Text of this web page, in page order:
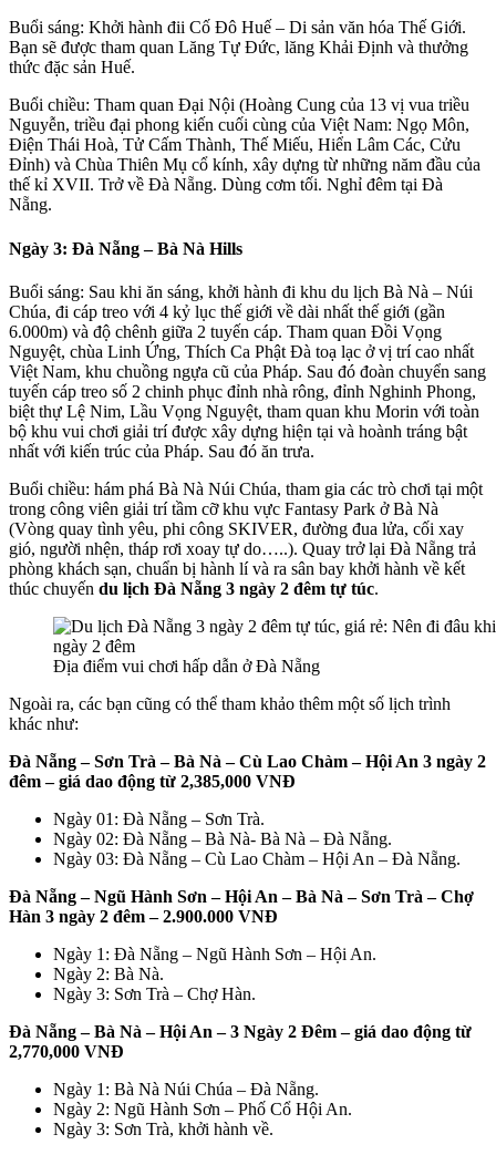
Buổi sáng: Khởi hành đii Cố Đô Huế – Di sản văn hóa Thế Giới.
Bạn sẽ được tham quan Lăng Tự Đức, lăng Khải Định và thưởng
thức đặc sản Huế.
Buổi chiều: Tham quan Đại Nội (Hoàng Cung của 13 vị vua triều
Nguyễn, triều đại phong kiến cuối cùng của Việt Nam: Ngọ Môn,
Điện Thái Hoà, Tử Cấm Thành, Thế Miếu, Hiển Lâm Các, Cửu
Đỉnh) và Chùa Thiên Mụ cổ kính, xây dựng từ những năm đầu của
thế kỉ XVII. Trở về Đà Nẵng. Dùng cơm tối. Nghỉ đêm tại Đà
Nẵng.
Ngày 3: Đà Nẵng – Bà Nà Hills
Buổi sáng: Sau khi ăn sáng, khởi hành đi khu du lịch Bà Nà – Núi
Chúa, đi cáp treo với 4 kỷ lục thế giới về dài nhất thế giới (gần
6.000m) và độ chênh giữa 2 tuyến cáp. Tham quan Đồi Vọng
Nguyệt, chùa Linh Ứng, Thích Ca Phật Đà toạ lạc ở vị trí cao nhất
Việt Nam, khu chuồng ngựa cũ của Pháp. Sau đó đoàn chuyển sang
tuyến cáp treo số 2 chinh phục đỉnh nhà rông, đỉnh Nghinh Phong,
biệt thự Lệ Nim, Lầu Vọng Nguyệt, tham quan khu Morin với toàn
bộ khu vui chơi giải trí được xây dựng hiện tại và hoành tráng bật
nhất với kiến trúc của Pháp. Sau đó ăn trưa.
Buổi chiều: hám phá Bà Nà Núi Chúa, tham gia các trò chơi tại một
trong công viên giải trí tầm cỡ khu vực Fantasy Park ở Bà Nà
(Vòng quay tình yêu, phi công SKIVER, đường đua lửa, cối xay
gió, người nhện, tháp rơi xoay tự do…..). Quay trở lại Đà Nẵng trả
phòng khách sạn, chuẩn bị hành lí và ra sân bay khởi hành về kết
thúc chuyến du lịch Đà Nẵng 3 ngày 2 đêm tự túc.
Địa điểm vui chơi hấp dẫn ở Đà Nẵng
Ngoài ra, các bạn cũng có thể tham khảo thêm một số lịch trình
khác như:
Đà Nẵng – Sơn Trà – Bà Nà – Cù Lao Chàm – Hội An 3 ngày 2
đêm – giá dao động từ 2,385,000 VNĐ
Ngày 01: Đà Nẵng – Sơn Trà.
Ngày 02: Đà Nẵng – Bà Nà- Bà Nà – Đà Nẵng.
Ngày 03: Đà Nẵng – Cù Lao Chàm – Hội An – Đà Nẵng.
Đà Nẵng – Ngũ Hành Sơn – Hội An – Bà Nà – Sơn Trà – Chợ
Hàn 3 ngày 2 đêm – 2.900.000 VNĐ
Ngày 1: Đà Nẵng – Ngũ Hành Sơn – Hội An.
Ngày 2: Bà Nà.
Ngày 3: Sơn Trà – Chợ Hàn.
Đà Nẵng – Bà Nà – Hội An – 3 Ngày 2 Đêm – giá dao động từ
2,770,000 VNĐ
Ngày 1: Bà Nà Núi Chúa – Đà Nẵng.
Ngày 2: Ngũ Hành Sơn – Phố Cổ Hội An.
Ngày 3: Sơn Trà, khởi hành về.